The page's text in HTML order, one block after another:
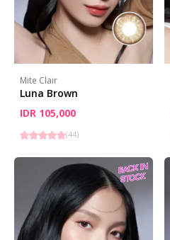
Mite Clair
Luna Brown
IDR 105,000
(44)